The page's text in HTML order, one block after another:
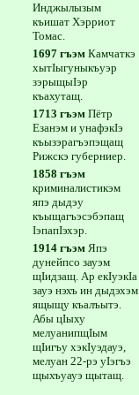
Инджылызым
къишат Хэрриот
Томас.
1697 гъэм Камчаткэ
хытIыгуныкъуэр
зэрыщыIэр
къахутащ.
1713 гъэм Пётр
Езанэм и унафэкIэ
къызэрагъэпэщащ
Рижскэ губерниер.
1858 гъэм
криминалистикэм
япэ дыдэу
къыщагъэсэбэпащ
IэпапIэхэр.
1914 гъэм Япэ
дунейпсо зауэм
щIидзащ. Ар екIуэкIа
зауэ нэхъ ин дыдэхэм
ящыщу къалъытэ.
Абы цIыху
мелуанипщIым
щIигъу хэкIуэдауэ,
мелуан 22-рэ уIэгъэ
щыхъуауэ щытащ.